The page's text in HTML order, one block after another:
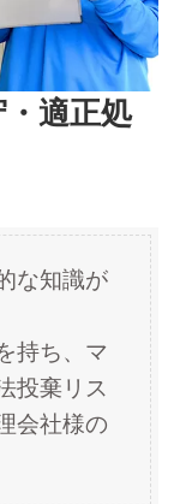
適正処
な知識が
持ち、マ
投棄リス
会社様の